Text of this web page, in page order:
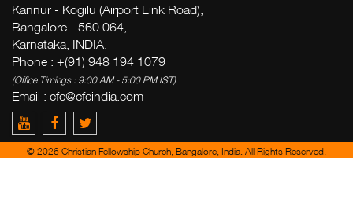
Kannur - Kogilu (Airport Link Road),
Bangalore - 560 064,
Karnataka, INDIA.
Phone : +(91) 948 194 1079
(Office Timings : 9:00 AM - 5:00 PM IST)
Email : cfc@cfcindia.com
© 2026 Christian Fellowship Church, Bangalore, India. All Rights Reserved.